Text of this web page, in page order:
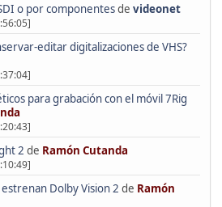
o por componentesde videonet
editar digitalizaciones de VHS?
para grabación con el móvil 7Rig
2 de Ramón Cutanda
Dolby Vision 2 de Ramón